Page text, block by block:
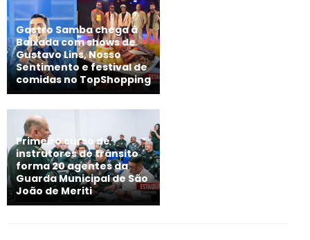
Gastro Samba chega à
Baixada com shows de
Gustavo Lins, Nosso
Sentimento e festival de
comidas no TopShopping
Primeiro curso de
instrutores de trânsito
forma 20 agentes da
Guarda Municipal de São
João de Meriti